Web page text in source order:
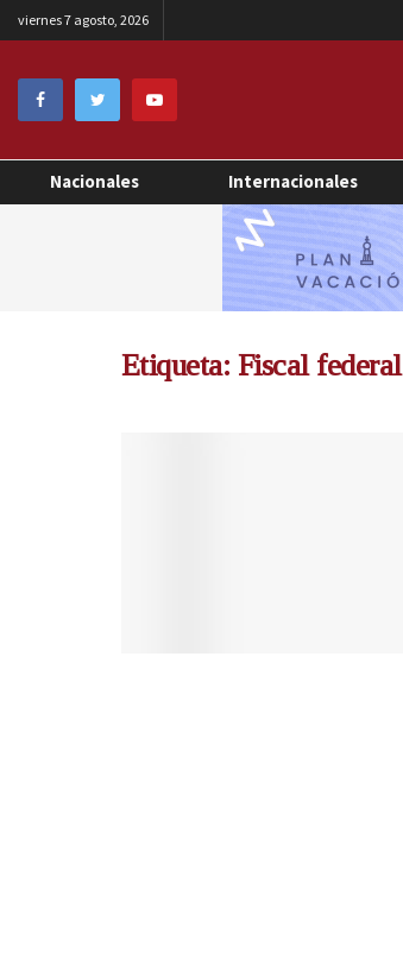
viernes 7 agosto, 2026
Nacionales Internacionales
Etiqueta: Fiscal federal